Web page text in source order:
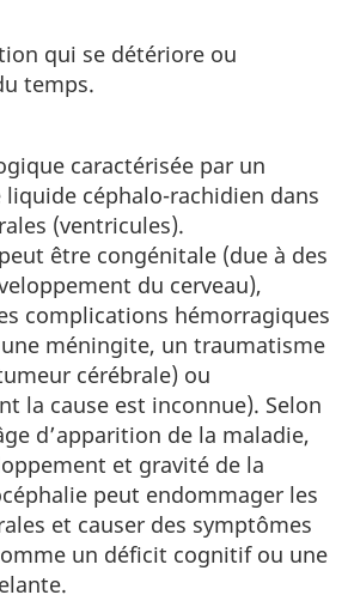
qui se détériore ou
temps.
caractérisée par un
céphalo-rachidien dans
(ventricules).
être congénitale (due à des
du cerveau),
complications hémorragiques
méningite, un traumatisme
cérébrale) ou
la cause est inconnue). Selon
d’apparition de la maladie,
et gravité de la
peut endommager les
et causer des symptômes
un déficit cognitif ou une